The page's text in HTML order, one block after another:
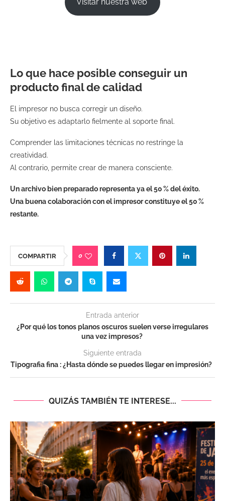
Lo que hace posible conseguir un
producto final de calidad
El impresor no busca corregir un diseño.
Su objetivo es adaptarlo fielmente al soporte final.
Comprender las limitaciones técnicas no restringe la
creatividad.
Al contrario, permite crear de manera consciente.
Un archivo bien preparado representa ya el 50 % del éxito.
Una buena colaboración con el impresor constituye el 50 %
restante.
COMPARTIR 0
Entrada anterior
¿Por qué los tonos planos oscuros suelen verse irregulares
una vez impresos?
Siguiente entrada
Tipografia fina : ¿Hasta dónde se puedes llegar en impresión?
QUIZÁS TAMBIÉN TE INTERESE...